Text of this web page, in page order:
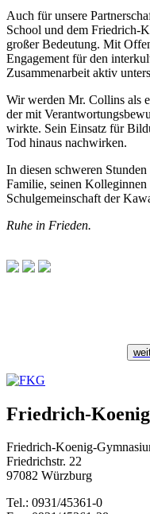
Auch für unsere
School und dem Friedrich-
großer Bedeutung. Mit
Engagement für den
Zusammenarbeit aktiv
Wir werden Mr. Collins als
der mit
wirkte. Sein Einsatz für
Tod hinaus nachwirken.
In diesen schweren
Familie, seinen
Schulgemeinschaft der
Ruhe in Frieden.
Friedrich-
Friedrich-Koenig-
Friedrichstr. 22
97082 Würzburg
Tel.: 0931/45361-0